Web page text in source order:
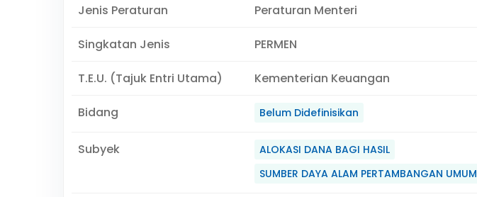
Jenis Peraturan Peraturan Menteri
Singkatan Jenis PERMEN
T.E.U. (Tajuk Entri Utama) Kementerian Keuangan
Bidang Belum Didefinisikan
Subyek
ALOKASI DANA BAGI HASIL
SUMBER DAYA ALAM PERTAMBANGAN UMUM